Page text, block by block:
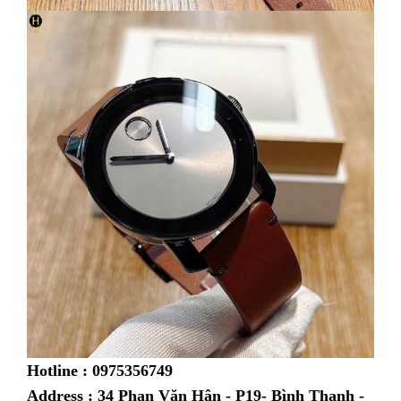
Hotline : 0975356749
Address : 34 Phan Văn Hân - P19- Bình Thạnh -